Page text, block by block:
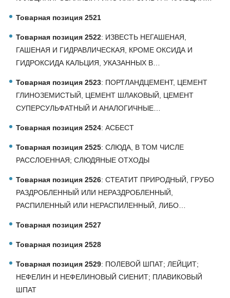
Товарная позиция 2521
Товарная позиция 2522: ИЗВЕСТЬ НЕГАШЕНАЯ,
ГАШЕНАЯ И ГИДРАВЛИЧЕСКАЯ, КРОМЕ ОКСИДА И
ГИДРОКСИДА КАЛЬЦИЯ, УКАЗАННЫХ В…
Товарная позиция 2523: ПОРТЛАНДЦЕМЕНТ, ЦЕМЕНТ
ГЛИНОЗЕМИСТЫЙ, ЦЕМЕНТ ШЛАКОВЫЙ, ЦЕМЕНТ
СУПЕРСУЛЬФАТНЫЙ И АНАЛОГИЧНЫЕ…
Товарная позиция 2524: АСБЕСТ
Товарная позиция 2525: СЛЮДА, В ТОМ ЧИСЛЕ
РАССЛОЕННАЯ; СЛЮДЯНЫЕ ОТХОДЫ
Товарная позиция 2526: СТЕАТИТ ПРИРОДНЫЙ, ГРУБО
РАЗДРОБЛЕННЫЙ ИЛИ НЕРАЗДРОБЛЕННЫЙ,
РАСПИЛЕННЫЙ ИЛИ НЕРАСПИЛЕННЫЙ, ЛИБО…
Товарная позиция 2527
Товарная позиция 2528
Товарная позиция 2529: ПОЛЕВОЙ ШПАТ; ЛЕЙЦИТ;
НЕФЕЛИН И НЕФЕЛИНОВЫЙ СИЕНИТ; ПЛАВИКОВЫЙ
ШПАТ